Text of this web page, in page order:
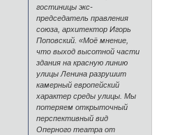
гостиницы экс-
председатель правления
союза, архитектор Игорь
Поповский. «Моё мнение,
что выход высотной части
здания на красную линию
улицы Ленина разрушит
камерный европейский
характер среды улицы. Мы
потеряем открыточный
перспективный вид
Оперного театра от